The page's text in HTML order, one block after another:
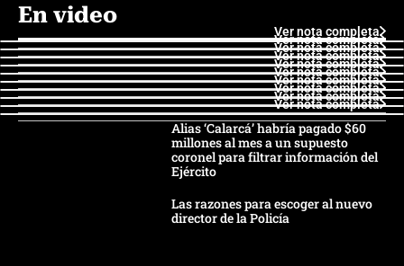
En video
Ver nota completa
Ver nota completa
Ver nota completa
Ver nota completa
Ver nota completa
Ver nota completa
Ver nota completa
Ver nota completa
Ver nota completa
Ver nota completa
Alias ‘Calarcá’ habría pagado $60
millones al mes a un supuesto
coronel para filtrar información del
Ejército
Las razones para escoger al nuevo
director de la Policía